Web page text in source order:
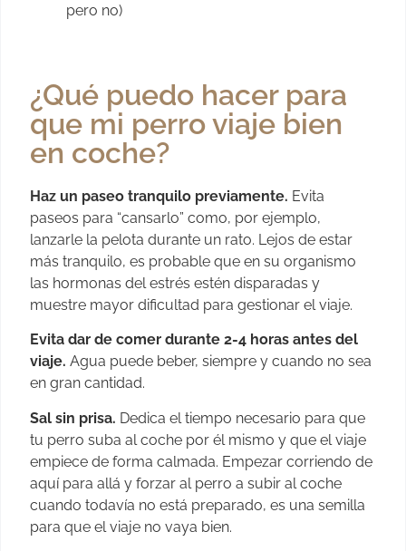
pero no)
¿Qué puedo hacer para
que mi perro viaje bien
en coche?
Haz un paseo tranquilo previamente. Evita
paseos para “cansarlo” como, por ejemplo,
lanzarle la pelota durante un rato. Lejos de estar
más tranquilo, es probable que en su organismo
las hormonas del estrés estén disparadas y
muestre mayor dificultad para gestionar el viaje.
Evita dar de comer durante 2-4 horas antes del
viaje. Agua puede beber, siempre y cuando no sea
en gran cantidad.
Sal sin prisa. Dedica el tiempo necesario para que
tu perro suba al coche por él mismo y que el viaje
empiece de forma calmada. Empezar corriendo de
aquí para allá y forzar al perro a subir al coche
cuando todavía no está preparado, es una semilla
para que el viaje no vaya bien.